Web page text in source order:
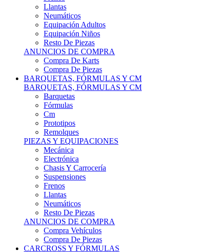
Neumáticos
Equipación Adultos
Equipación Niños
Resto De Piezas
ANUNCIOS DE COMPRA
Compra De Karts
Compra De Piezas
BARQUETAS, FÓRMULAS Y CM
BARQUETAS, FÓRMULAS Y CM
Barquetas
Fórmulas
Cm
Prototipos
Remolques
PIEZAS Y EQUIPACIONES
Mecánica
Electrónica
Chasis Y Carrocería
Suspensiones
Frenos
Llantas
Neumáticos
Resto De Piezas
ANUNCIOS DE COMPRA
Compra Vehículos
Compra De Piezas
CARCROSS Y FÓRMULAS
CARCROSS Y FORMULAS TT